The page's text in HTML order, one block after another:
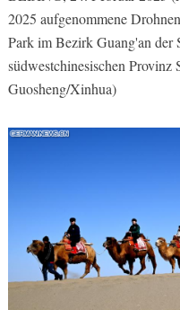
2025 aufgenommene
Park im Bezirk Guang'an der
südwestchinesischen
Guosheng/Xinhua)